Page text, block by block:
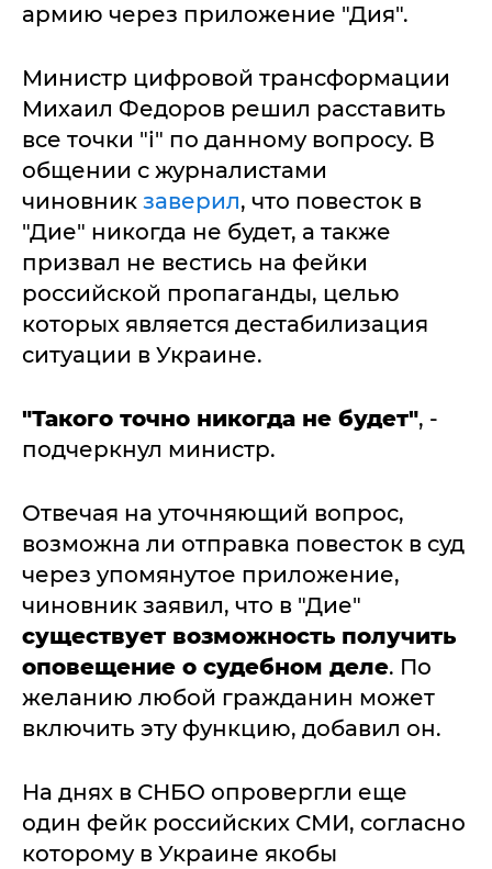
армию через приложение "Дия".
Министр цифровой трансформации
Михаил Федоров решил расставить
все точки "і" по данному вопросу. В
общении с журналистами
чиновник заверил, что повесток в
"Дие" никогда не будет, а также
призвал не вестись на фейки
российской пропаганды, целью
которых является дестабилизация
ситуации в Украине.
"Такого точно никогда не будет", -
подчеркнул министр.
Отвечая на уточняющий вопрос,
возможна ли отправка повесток в суд
через упомянутое приложение,
чиновник заявил, что в "Дие"
существует возможность получить
оповещение о судебном деле. По
желанию любой гражданин может
включить эту функцию, добавил он.
На днях в СНБО опровергли еще
один фейк российских СМИ, согласно
которому в Украине якобы